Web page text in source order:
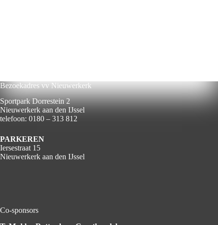
Bezoekadres vv Nieuwerkerk
Sportpark Dorrestein 2
Nieuwerkerk aan den IJssel
telefoon: 0180 – 313 812
PARKEREN
Iersestraat 15
Nieuwerkerk aan den IJssel
Co-sponsors